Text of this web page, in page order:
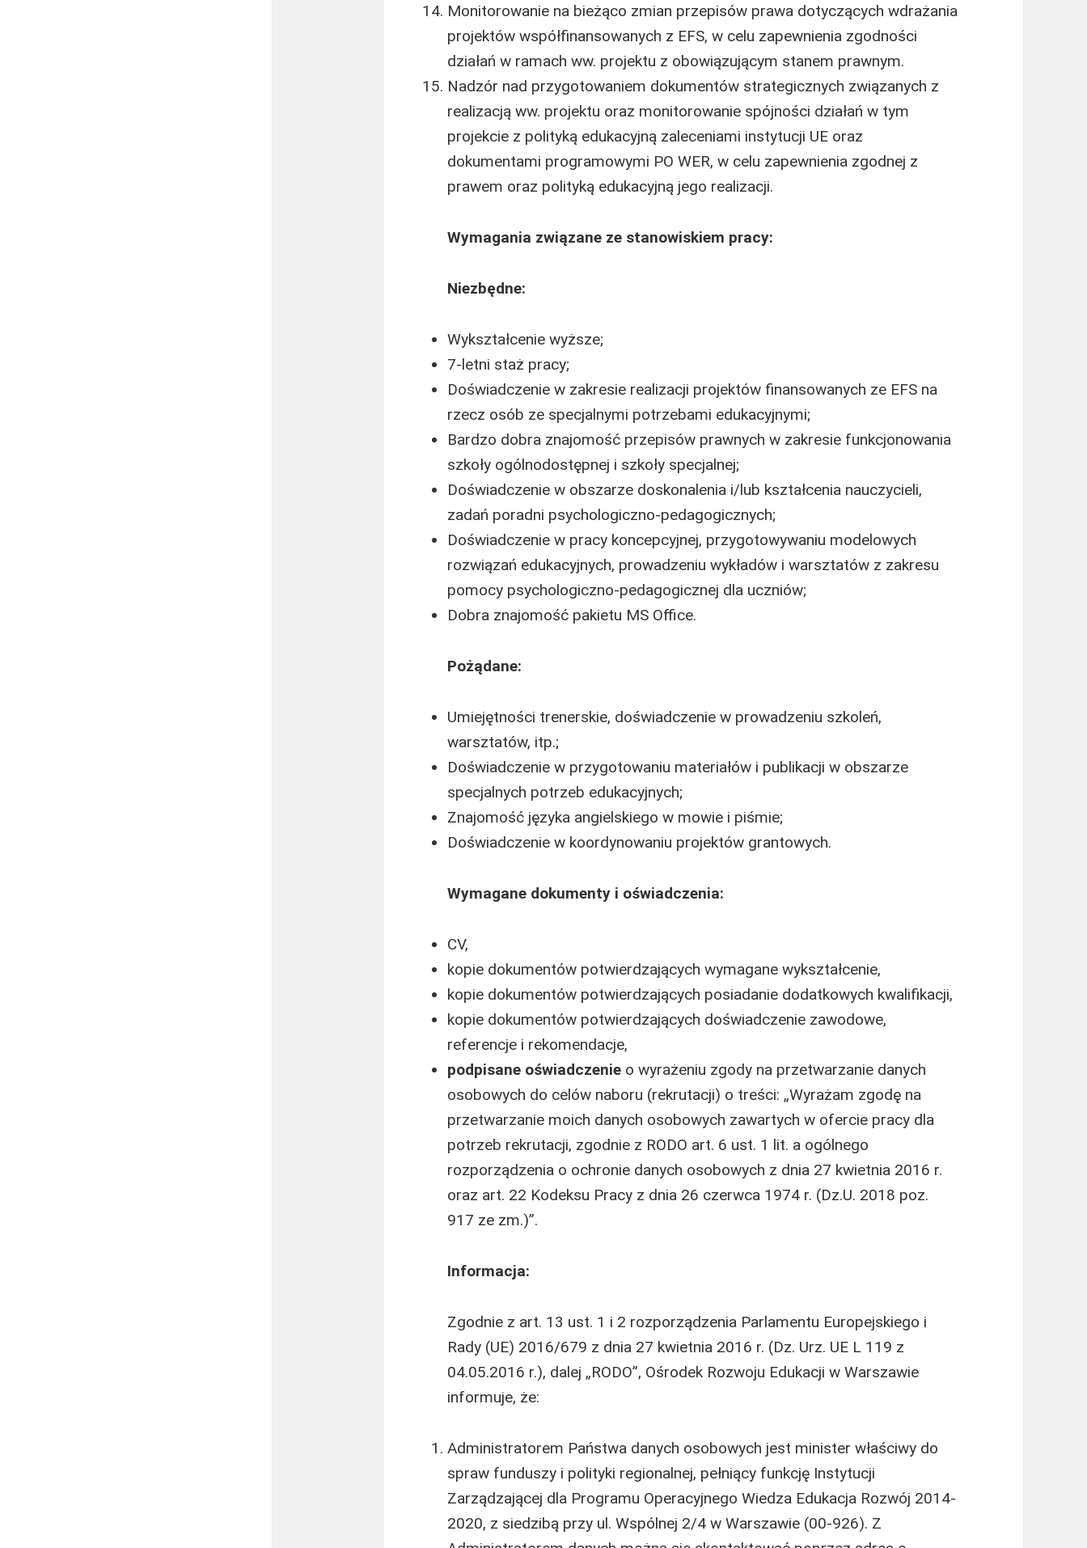
Monitorowanie na bieżąco zmian przepisów prawa dotyczących wdrażania
projektów współfinansowanych z EFS, w celu zapewnienia zgodności
działań w ramach ww. projektu z obowiązującym stanem prawnym.
Nadzór nad przygotowaniem dokumentów strategicznych związanych z
realizacją ww. projektu oraz monitorowanie spójności działań w tym
projekcie z polityką edukacyjną zaleceniami instytucji UE oraz
dokumentami programowymi PO WER, w celu zapewnienia zgodnej z
prawem oraz polityką edukacyjną jego realizacji.
Wymagania związane ze stanowiskiem pracy:
Niezbędne:
Wykształcenie wyższe;
7-letni staż pracy;
Doświadczenie w zakresie realizacji projektów finansowanych ze EFS na
rzecz osób ze specjalnymi potrzebami edukacyjnymi;
Bardzo dobra znajomość przepisów prawnych w zakresie funkcjonowania
szkoły ogólnodostępnej i szkoły specjalnej;
Doświadczenie w obszarze doskonalenia i/lub kształcenia nauczycieli,
zadań poradni psychologiczno-pedagogicznych;
Doświadczenie w pracy koncepcyjnej, przygotowywaniu modelowych
rozwiązań edukacyjnych, prowadzeniu wykładów i warsztatów z zakresu
pomocy psychologiczno-pedagogicznej dla uczniów;
Dobra znajomość pakietu MS Office.
Pożądane:
Umiejętności trenerskie, doświadczenie w prowadzeniu szkoleń,
warsztatów, itp.;
Doświadczenie w przygotowaniu materiałów i publikacji w obszarze
specjalnych potrzeb edukacyjnych;
Znajomość języka angielskiego w mowie i piśmie;
Doświadczenie w koordynowaniu projektów grantowych.
Wymagane dokumenty i oświadczenia:
CV,
kopie dokumentów potwierdzających wymagane wykształcenie,
kopie dokumentów potwierdzających posiadanie dodatkowych kwalifikacji,
kopie dokumentów potwierdzających doświadczenie zawodowe,
referencje i rekomendacje,
podpisane oświadczenie o wyrażeniu zgody na przetwarzanie danych
osobowych do celów naboru (rekrutacji) o treści: „Wyrażam zgodę na
przetwarzanie moich danych osobowych zawartych w ofercie pracy dla
potrzeb rekrutacji, zgodnie z RODO art. 6 ust. 1 lit. a ogólnego
rozporządzenia o ochronie danych osobowych z dnia 27 kwietnia 2016 r.
oraz art. 22 Kodeksu Pracy z dnia 26 czerwca 1974 r. (Dz.U. 2018 poz.
917 ze zm.)”.
Informacja:
Zgodnie z art. 13 ust. 1 i 2 rozporządzenia Parlamentu Europejskiego i
Rady (UE) 2016/679 z dnia 27 kwietnia 2016 r. (Dz. Urz. UE L 119 z
04.05.2016 r.), dalej „RODO”, Ośrodek Rozwoju Edukacji w Warszawie
informuje, że:
Administratorem Państwa danych osobowych jest minister właściwy do
spraw funduszy i polityki regionalnej, pełniący funkcję Instytucji
Zarządzającej dla Programu Operacyjnego Wiedza Edukacja Rozwój 2014-
2020, z siedzibą przy ul. Wspólnej 2/4 w Warszawie (00-926). Z